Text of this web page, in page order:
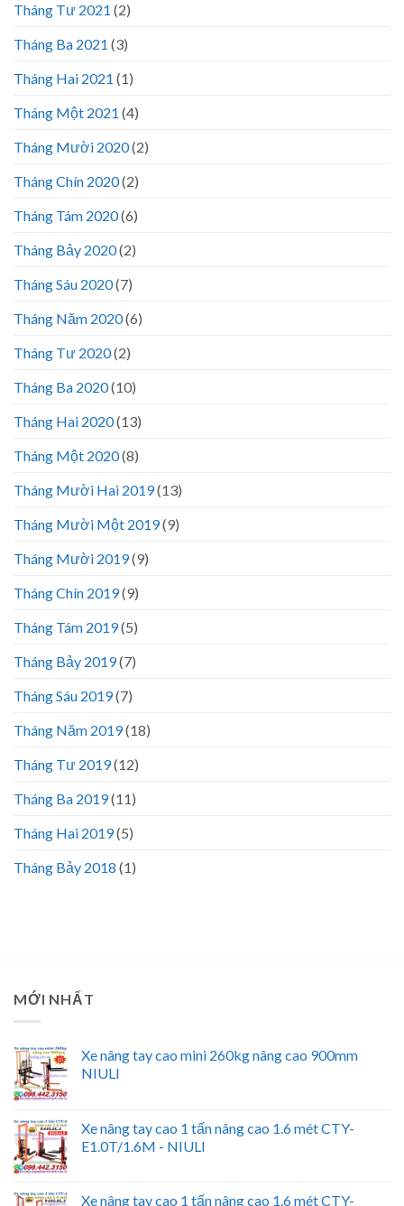
Tháng Tư 2021 (2)
Tháng Ba 2021 (3)
Tháng Hai 2021 (1)
Tháng Một 2021 (4)
Tháng Mười 2020(2)
Tháng Chín 2020(2)
Tháng Tám 2020(6)
Tháng Bảy 2020(2)
Tháng Sáu 2020(7)
Tháng Năm 2020(6)
Tháng Tư 2020(2)
Tháng Ba 2020(10)
Tháng Hai 2020(13)
Tháng Một 2020(8)
Tháng Mười Hai 2019(13)
Tháng Mười Một 2019(9)
Tháng Mười 2019(9)
Tháng Chín 2019(9)
Tháng Tám 2019(5)
Tháng Bảy 2019(7)
Tháng Sáu 2019(7)
Tháng Năm 2019(18)
Tháng Tư 2019(12)
Tháng Ba 2019(11)
Tháng Hai 2019(5)
Tháng Bảy 2018 (1)
MỚI NHẤT
Xe nâng tay cao mini 260kg nâng cao 900mm
NIULI
Xe nâng tay cao 1 tấn nâng cao 1.6 mét CTY-
E1.0T/1.6M - NIULI
Xe nâng tay cao 1 tấn nâng cao 1.6 mét CTY-